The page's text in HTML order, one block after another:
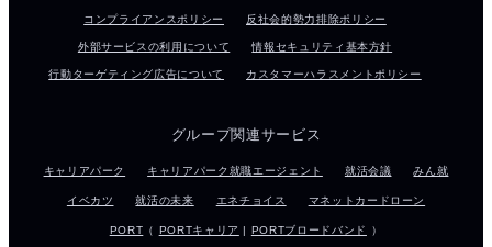
コンプライアンスポリシー 反社会的勢力排除ポリシー
外部サービスの利用について 情報セキュリティ基本方針
行動ターゲティング広告について カスタマーハラスメントポリシー